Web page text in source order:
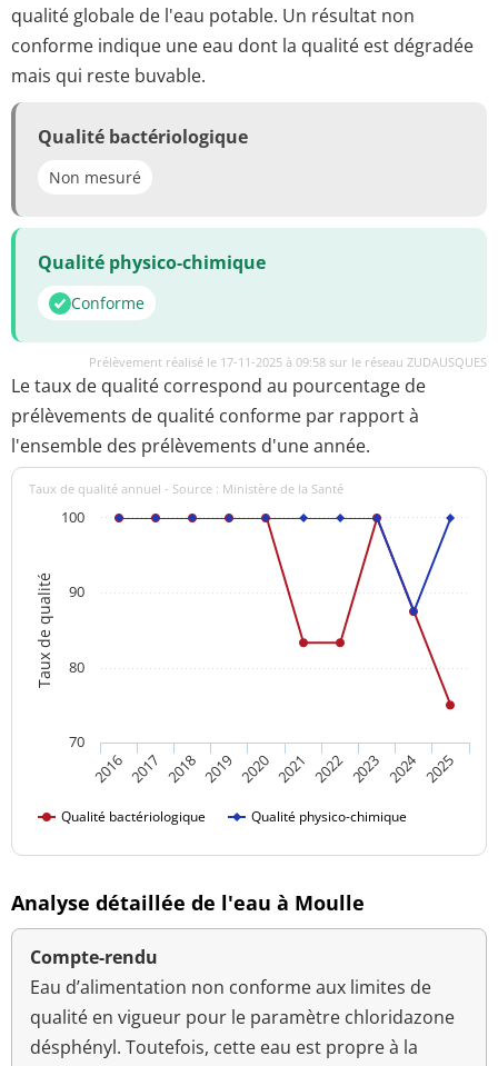
qualité globale de l'eau potable. Un résultat non
conforme indique une eau dont la qualité est dégradée
mais qui reste buvable.
Qualité bactériologique
Non mesuré
Qualité physico-chimique
Conforme
Prélèvement réalisé le 17-11-2025 à 09:58 sur le réseau ZUDAUSQUES
Le taux de qualité correspond au pourcentage de
prélèvements de qualité conforme par rapport à
l'ensemble des prélèvements d'une année.
Taux de qualité
Taux de qualité annuel - Source : Ministère de la Santé
Qualité bactériologique Qualité physico-chimique
2016 2017 2018 2019 2020 2021 2022 2023 2024 2025
70
80
90
100
Analyse détaillée de l'eau à Moulle
Compte-rendu
Eau d’alimentation non conforme aux limites de
qualité en vigueur pour le paramètre chloridazone
désphényl. Toutefois, cette eau est propre à la